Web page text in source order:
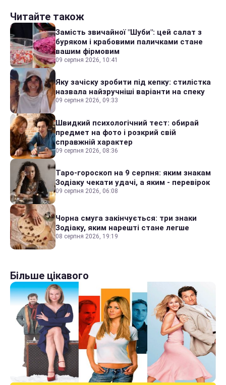
Читайте також
Замість звичайної "Шуби": цей салат з
буряком і крабовими паличками стане
вашим фірмовим
09 серпня 2026, 10:41
Яку зачіску зробити під кепку: стилістка
назвала найзручніші варіанти на спеку
09 серпня 2026, 09:33
Швидкий психологічний тест: обирай
предмет на фото і розкрий свій
справжній характер
09 серпня 2026, 08:36
Таро-гороскоп на 9 серпня: яким знакам
Зодіаку чекати удачі, а яким - перевірок
09 серпня 2026, 06:08
Чорна смуга закінчується: три знаки
Зодіаку, яким нарешті стане легше
08 серпня 2026, 19:19
Більше цікавого